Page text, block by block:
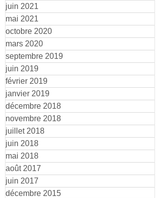
juin 2021
mai 2021
octobre 2020
mars 2020
septembre 2019
juin 2019
février 2019
janvier 2019
décembre 2018
novembre 2018
juillet 2018
juin 2018
mai 2018
août 2017
juin 2017
décembre 2015